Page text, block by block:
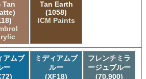
Tan
Tan Earth
(1058)
ICM Paints
アムブ
ー
ミディアムブ
ルー
(XF18)
フレンチミラ
ージュブルー
(70.900)